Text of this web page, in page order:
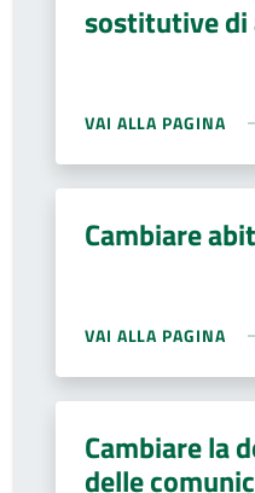
sostitutive
VAI ALLA PAGINA
Cambiare
VAI ALLA PAGINA
Cambiare la
delle